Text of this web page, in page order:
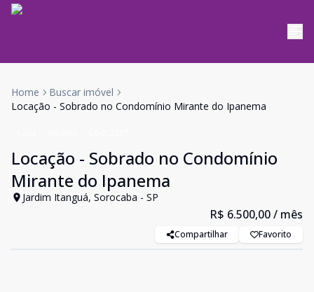
Home
Buscar imóvel
Locação - Sobrado no Condomínio Mirante do Ipanema
Locação - Sobrado no Condomínio
Mirante do Ipanema
Jardim Itanguá, Sorocaba - SP
R$ 6.500,00/ mês
Compartilhar Favorito